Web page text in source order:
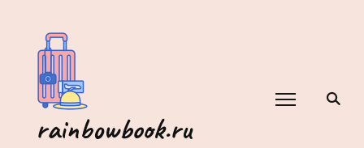
rainbowbook.ru